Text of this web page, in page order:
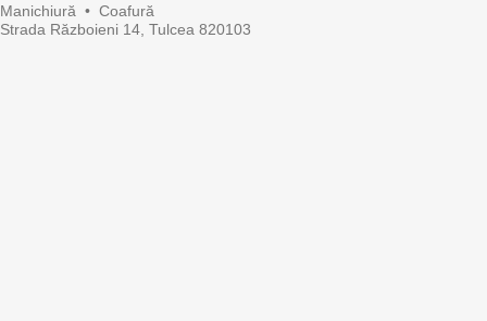
Manichiură • Coafură
Strada Războieni 14, Tulcea 820103